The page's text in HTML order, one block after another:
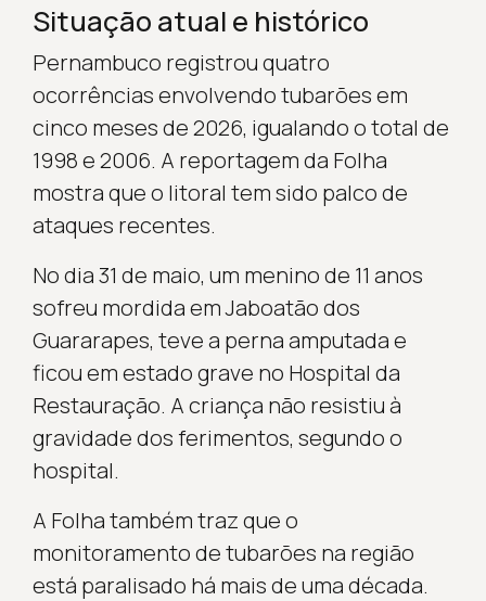
Situação atual e histórico
Pernambuco registrou quatro
ocorrências envolvendo tubarões em
cinco meses de 2026, igualando o total de
1998 e 2006. A reportagem da Folha
mostra que o litoral tem sido palco de
ataques recentes.
No dia 31 de maio, um menino de 11 anos
sofreu mordida em Jaboatão dos
Guararapes, teve a perna amputada e
ficou em estado grave no Hospital da
Restauração. A criança não resistiu à
gravidade dos ferimentos, segundo o
hospital.
A Folha também traz que o
monitoramento de tubarões na região
está paralisado há mais de uma década.